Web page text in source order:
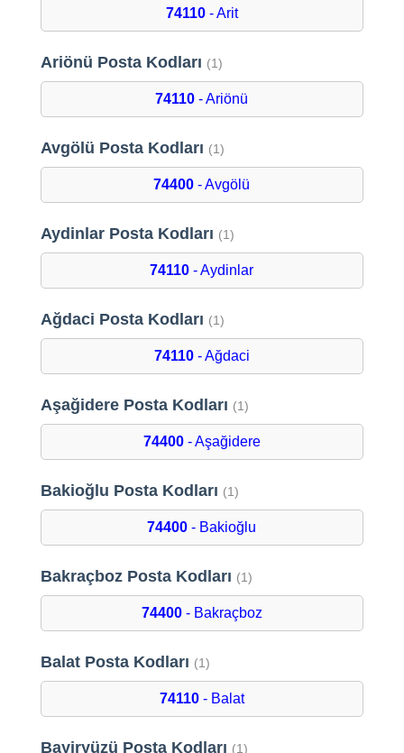
74110- Arit
Ariönü Posta Kodları (1)
74110 - Ariönü
Avgölü Posta Kodları (1)
74400 - Avgölü
Aydinlar Posta Kodları (1)
74110 - Aydinlar
Ağdaci Posta Kodları (1)
74110- Ağdaci
Aşağidere Posta Kodları (1)
74400- Aşağidere
Bakioğlu Posta Kodları (1)
74400 - Bakioğlu
Bakraçboz Posta Kodları (1)
74400- Bakraçboz
Balat Posta Kodları (1)
74110- Balat
Bayiryüzü Posta Kodları (1)